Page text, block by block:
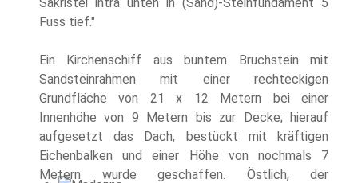
Fuss tief."
Ein Kirchenschiff aus buntem Bruchstein mit
Sandsteinrahmen mit einer rechteckigen
Grundfläche von 21 x 12 Metern bei einer
Innenhöhe von 9 Metern bis zur Decke; hierauf
aufgesetzt das Dach, bestückt mit kräftigen
Eichenbalken und einer Höhe von nochmals 7
Metern wurde geschaffen. Östlich, der